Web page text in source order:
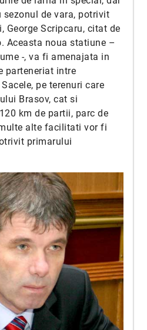
de vara, potrivit
George Scripcaru, citat de
. Aceasta noua statiune –
-, va fi amenajata in
parteneriat intre
pe terenuri care
Brasov, cat si
km de partii, parc de
alte facilitati vor fi
primarului